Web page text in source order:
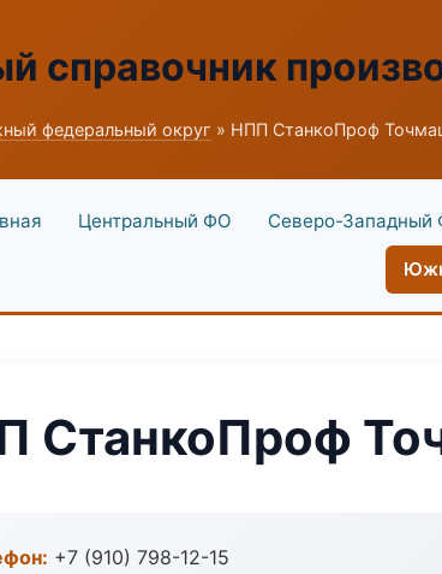
справочник
федеральный округ » НПП СтанкоПроф
Центральный ФО Северо-Западный
СтанкоПроф
+7 (910) 798-12-15